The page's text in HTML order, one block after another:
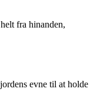
fra hinanden,
evne til at holde